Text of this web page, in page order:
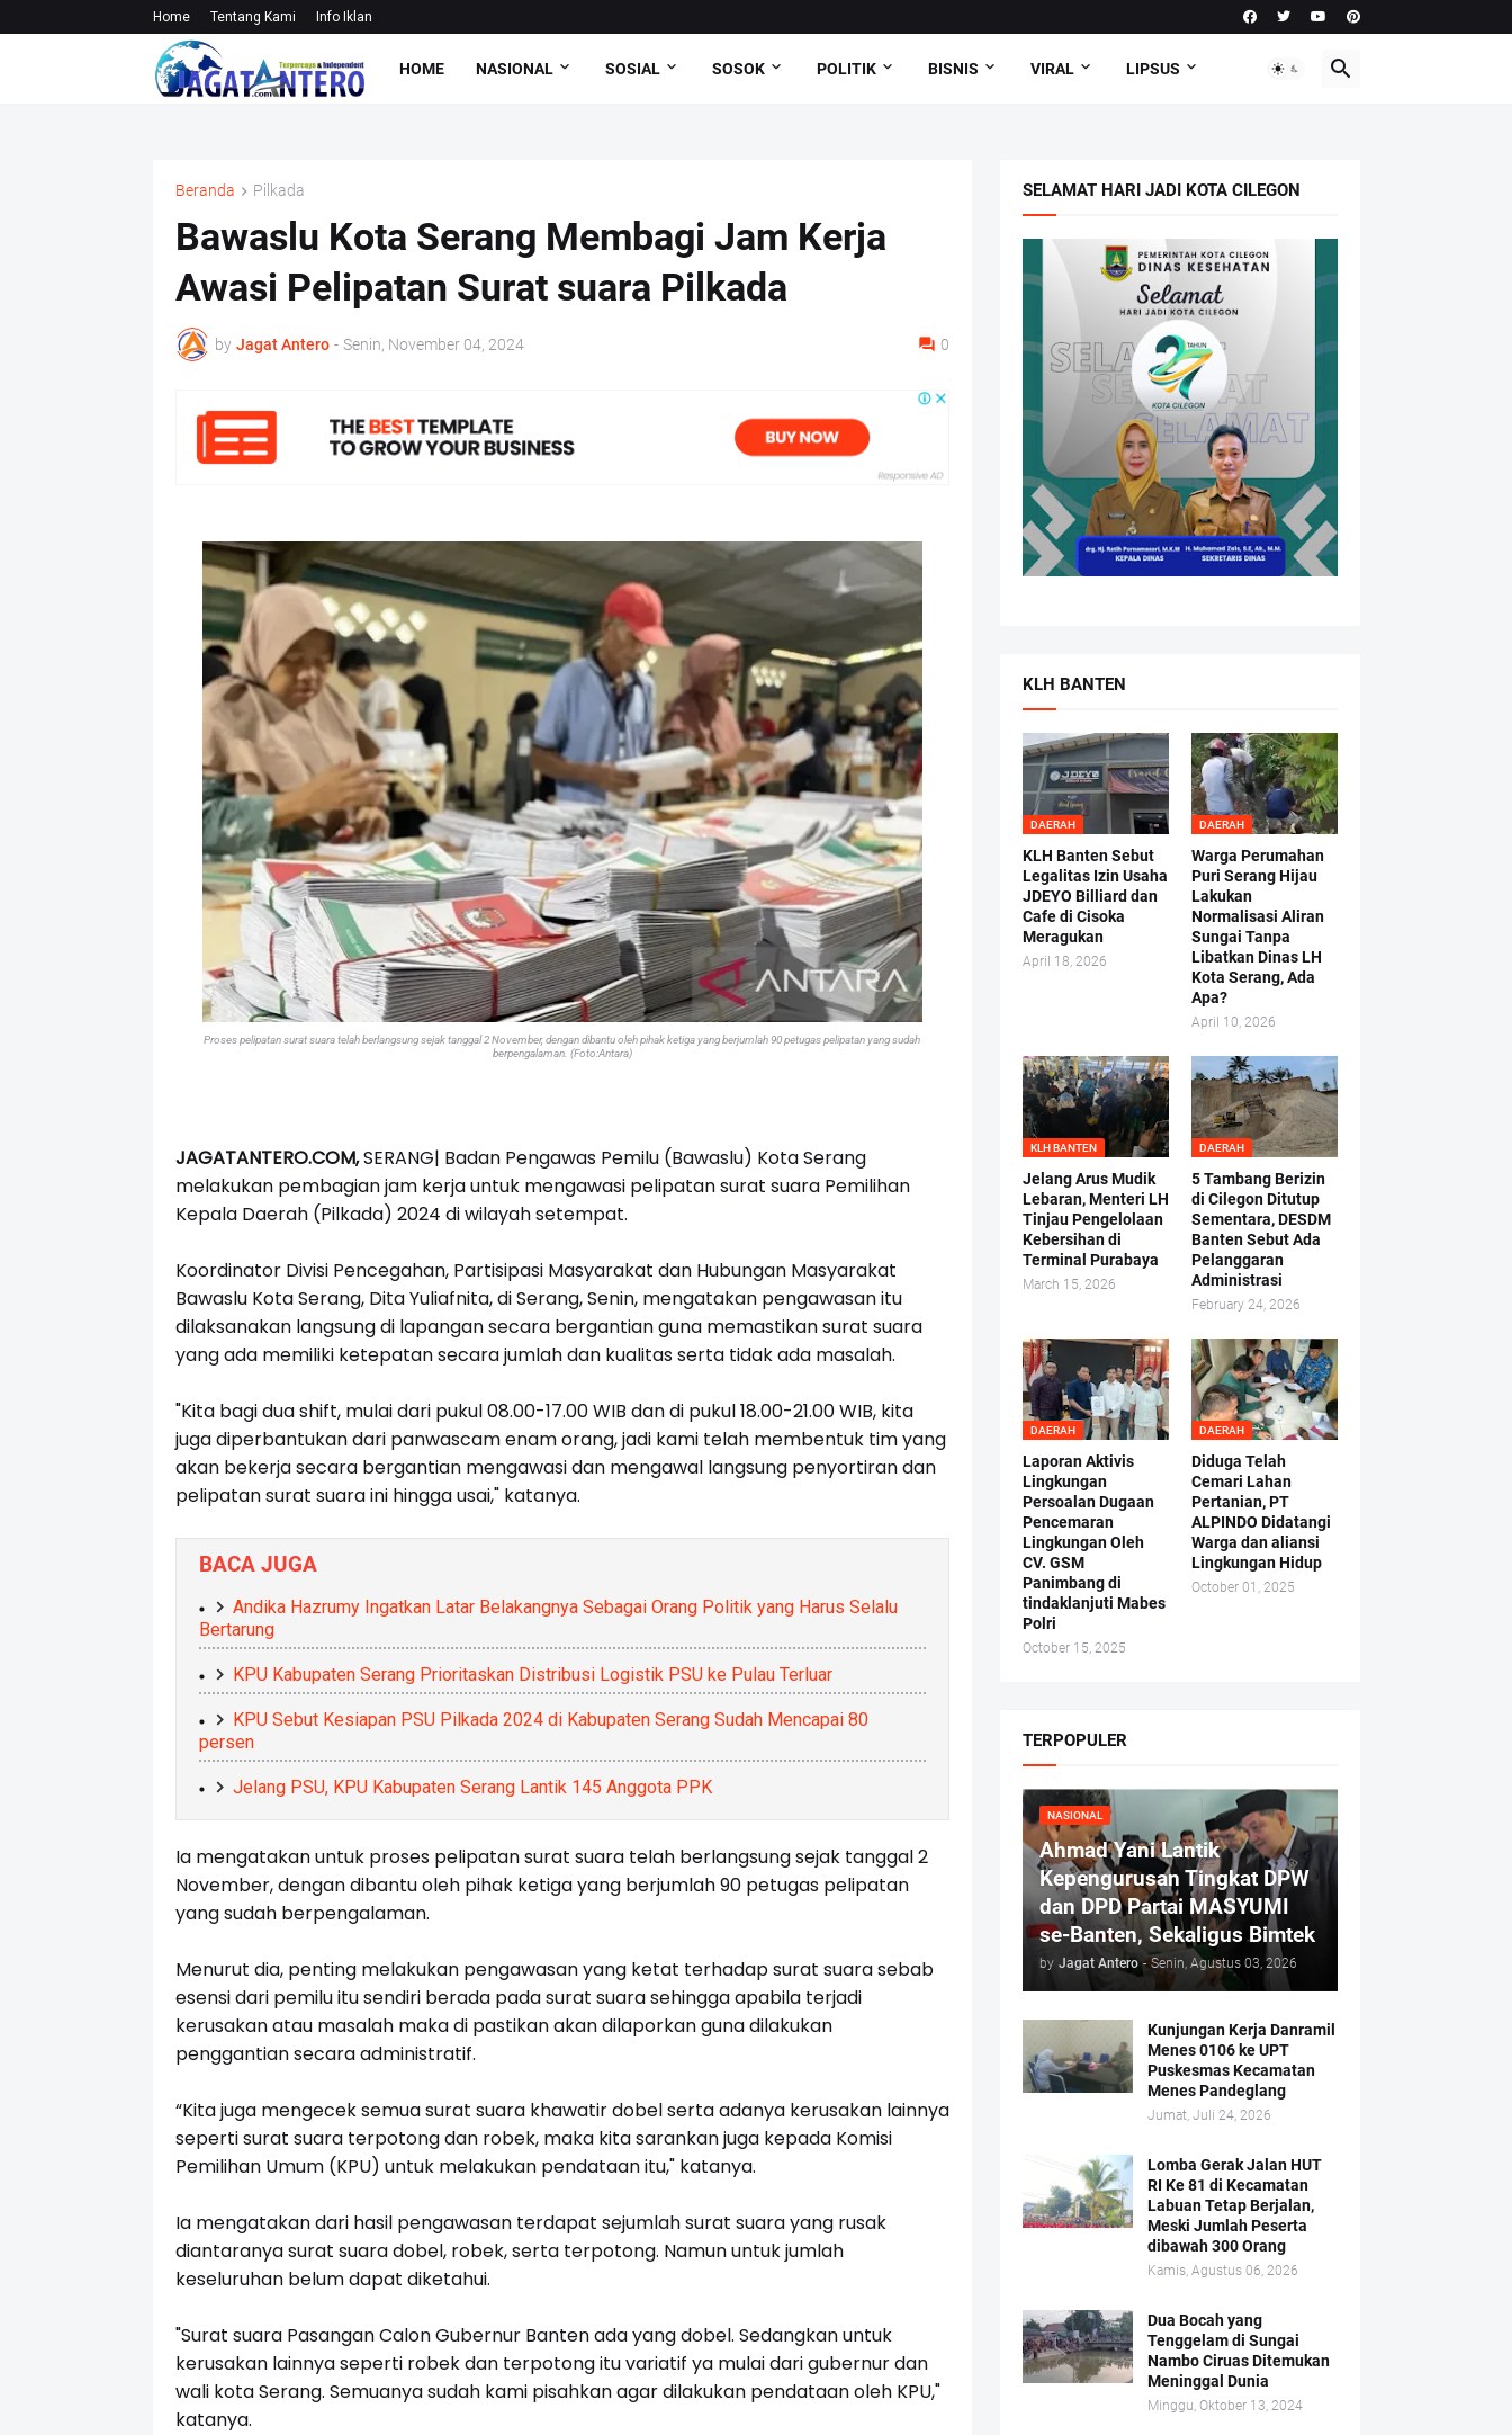
Home Tentang Kami Info Iklan
HOME NASIONAL SOSIAL SOSOK POLITIK BISNIS VIRAL LIPSUS
Beranda Pilkada
Bawaslu Kota Serang Membagi Jam Kerja
Awasi Pelipatan Surat suara Pilkada
by Jagat Antero - Senin, November 04, 2024 0
Proses pelipatan surat suara telah berlangsung sejak tanggal 2 November, dengan dibantu oleh pihak ketiga yang berjumlah 90 petugas pelipatan yang sudah
berpengalaman. (Foto:Antara)
JAGATANTERO.COM,SERANG| Badan Pengawas Pemilu (Bawaslu) Kota Serang
melakukan pembagian jam kerja untuk mengawasi pelipatan surat suara Pemilihan
Kepala Daerah (Pilkada) 2024 di wilayah setempat.
Koordinator Divisi Pencegahan, Partisipasi Masyarakat dan Hubungan Masyarakat
Bawaslu Kota Serang, Dita Yuliafnita, di Serang, Senin, mengatakan pengawasan itu
dilaksanakan langsung di lapangan secara bergantian guna memastikan surat suara
yang ada memiliki ketepatan secara jumlah dan kualitas serta tidak ada masalah.
"Kita bagi dua shift, mulai dari pukul08.00-17.00WIB dan di pukul18.00-21.00WIB, kita
juga diperbantukan dari panwascam enam orang, jadi kami telah membentuk tim yang
akan bekerja secara bergantian mengawasi dan mengawal langsung penyortiran dan
pelipatan surat suara ini hingga usai," katanya.
BACA JUGA
Andika Hazrumy Ingatkan Latar Belakangnya Sebagai Orang Politik yang Harus Selalu
Bertarung
KPU Kabupaten Serang Prioritaskan Distribusi Logistik PSU ke Pulau Terluar
KPU Sebut Kesiapan PSU Pilkada 2024 di Kabupaten Serang Sudah Mencapai 80
persen
Jelang PSU, KPU Kabupaten Serang Lantik 145 Anggota PPK
Ia mengatakan untuk proses pelipatan surat suara telah berlangsung sejak tanggal 2
November, dengan dibantu oleh pihak ketiga yang berjumlah 90 petugas pelipatan
yang sudah berpengalaman.
Menurut dia, penting melakukan pengawasan yang ketat terhadap surat suara sebab
esensi dari pemilu itu sendiri berada pada surat suara sehingga apabila terjadi
kerusakan atau masalah maka di pastikan akan dilaporkan guna dilakukan
penggantian secara administratif.
“Kita juga mengecek semua surat suara khawatir dobel serta adanya kerusakan lainnya
seperti surat suara terpotong dan robek, maka kita sarankan juga kepada Komisi
Pemilihan Umum (KPU) untuk melakukan pendataan itu," katanya.
Ia mengatakan dari hasil pengawasan terdapat sejumlah surat suara yang rusak
diantaranya surat suara dobel, robek, serta terpotong. Namun untuk jumlah
keseluruhan belum dapat diketahui.
"Surat suara Pasangan Calon Gubernur Banten ada yang dobel. Sedangkan untuk
kerusakan lainnya seperti robek dan terpotong itu variatif ya mulai dari gubernur dan
wali kota Serang. Semuanya sudah kami pisahkan agar dilakukan pendataan oleh KPU,"
katanya.
SELAMAT HARI JADI KOTA CILEGON
KLH BANTEN
DAERAH
KLH Banten Sebut
Legalitas Izin Usaha
JDEYO Billiard dan
Cafe di Cisoka
Meragukan
April 18, 2026
DAERAH
Warga Perumahan
Puri Serang Hijau
Lakukan
Normalisasi Aliran
Sungai Tanpa
Libatkan Dinas LH
Kota Serang, Ada
Apa?
April 10, 2026
KLH BANTEN
Jelang Arus Mudik
Lebaran, Menteri LH
Tinjau Pengelolaan
Kebersihan di
Terminal Purabaya
March 15, 2026
DAERAH
5 Tambang Berizin
di Cilegon Ditutup
Sementara, DESDM
Banten Sebut Ada
Pelanggaran
Administrasi
February 24, 2026
DAERAH
Laporan Aktivis
Lingkungan
Persoalan Dugaan
Pencemaran
Lingkungan Oleh
CV. GSM
Panimbang di
tindaklanjuti Mabes
Polri
October 15, 2025
DAERAH
Diduga Telah
Cemari Lahan
Pertanian, PT
ALPINDO Didatangi
Warga dan aliansi
Lingkungan Hidup
October 01, 2025
TERPOPULER
NASIONAL
Ahmad Yani Lantik
Kepengurusan Tingkat DPW
dan DPD Partai MASYUMI
se-Banten, Sekaligus Bimtek
by Jagat Antero - Senin, Agustus 03, 2026
Kunjungan Kerja Danramil
Menes 0106 ke UPT
Puskesmas Kecamatan
Menes Pandeglang
Jumat, Juli 24, 2026
Lomba Gerak Jalan HUT
RI Ke 81 di Kecamatan
Labuan Tetap Berjalan,
Meski Jumlah Peserta
dibawah 300 Orang
Kamis, Agustus 06, 2026
Dua Bocah yang
Tenggelam di Sungai
Nambo Ciruas Ditemukan
Meninggal Dunia
Minggu, Oktober 13, 2024